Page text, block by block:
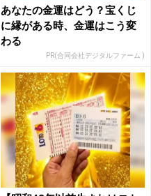
あなたの金運はどう？宝くじ
に縁がある時、金運はこう変
わる
PR(合同会社デジタルファーム )